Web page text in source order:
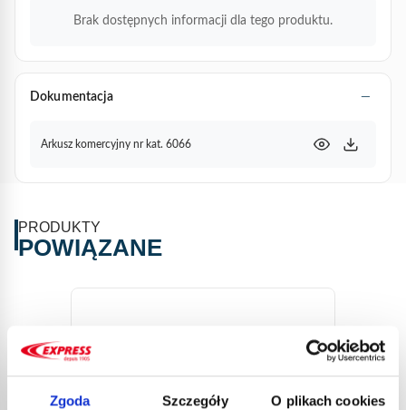
Zgoda Szczegóły O plikach cookies
Brak dostępnych informacji dla tego produktu.
Dokumentacja
Arkusz komercyjny nr kat. 6066
PRODUKTY
POWIĄZANE